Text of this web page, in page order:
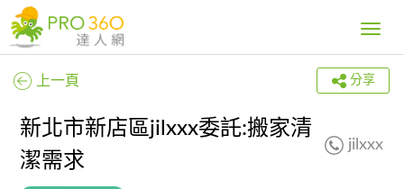
Toggle
上一頁 分享
新北市新店區jilxxx委託:搬家清
潔需求
jilxxx